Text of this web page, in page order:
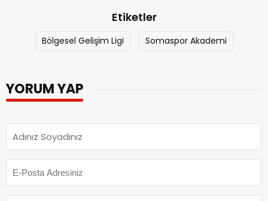
Etiketler
Bölgesel Gelişim Ligi Somaspor Akademi
YORUM YAP